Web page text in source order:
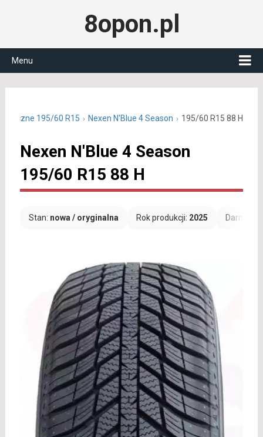
8opon.pl
Menu
195/60 R15 Nexen N'Blue 4 Season 195/60 R15 88 H
Nexen N'Blue 4 Season
195/60 R15 88 H
Stan: nowa / oryginalna Rok produkcji: 2025